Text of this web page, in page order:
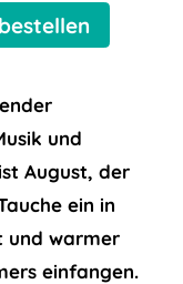
und
August, der
ein in
und warmer
einfangen.